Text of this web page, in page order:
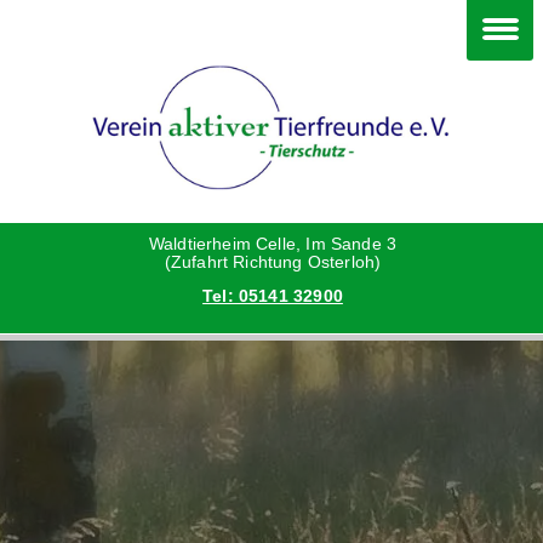
Waldtierheim Celle, Im Sande 3
(Zufahrt Richtung Osterloh)
Tel: 05141 32900
Katzen
Vermittlungshilfe privat
Grüße vom neuen Zuhause
Hunde
Kleintiere
Danke an die Helfer
Vorstand
Satzung